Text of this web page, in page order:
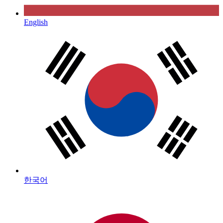
English
한국어